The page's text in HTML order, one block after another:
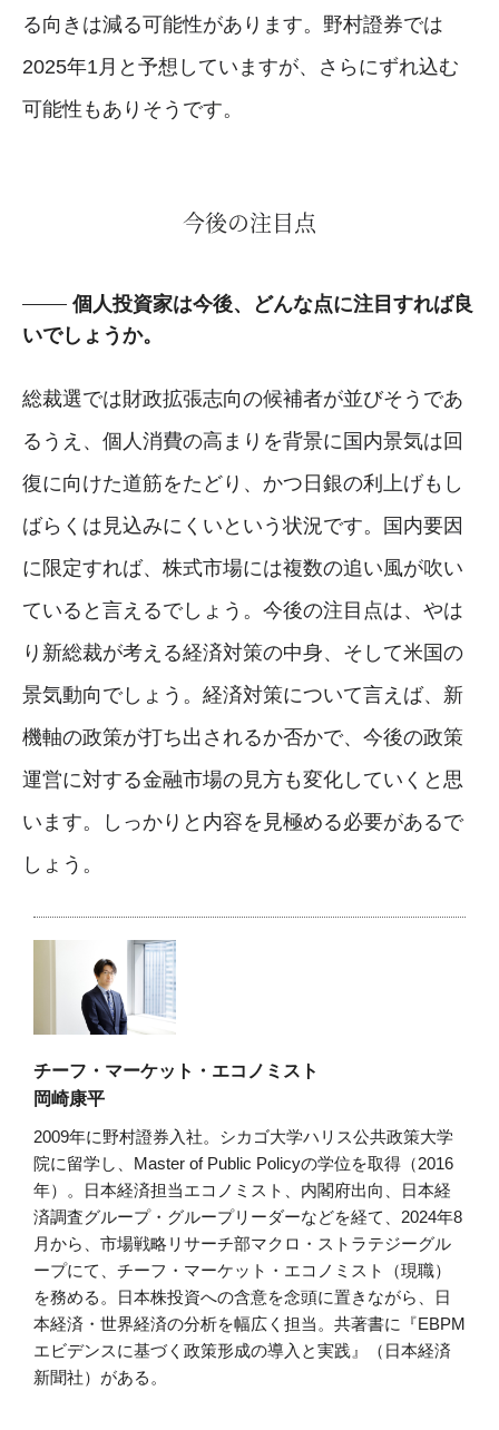
る向きは減る可能性があります。野村證券では
2025年1月と予想していますが、さらにずれ込む
可能性もありそうです。
今後の注目点
個人投資家は今後、どんな点に注目すれば良
いでしょうか。
総裁選では財政拡張志向の候補者が並びそうであ
るうえ、個人消費の高まりを背景に国内景気は回
復に向けた道筋をたどり、かつ日銀の利上げもし
ばらくは見込みにくいという状況です。国内要因
に限定すれば、株式市場には複数の追い風が吹い
ていると言えるでしょう。今後の注目点は、やは
り新総裁が考える経済対策の中身、そして米国の
景気動向でしょう。経済対策について言えば、新
機軸の政策が打ち出されるか否かで、今後の政策
運営に対する金融市場の見方も変化していくと思
います。しっかりと内容を見極める必要があるで
しょう。
チーフ・マーケット・エコノミスト
岡崎康平
2009年に野村證券入社。シカゴ大学ハリス公共政策大学
院に留学し、Master of Public Policyの学位を取得（2016
年）。日本経済担当エコノミスト、内閣府出向、日本経
済調査グループ・グループリーダーなどを経て、2024年8
月から、市場戦略リサーチ部マクロ・ストラテジーグル
ープにて、チーフ・マーケット・エコノミスト（現職）
を務める。日本株投資への含意を念頭に置きながら、日
本経済・世界経済の分析を幅広く担当。共著書に『EBPM
エビデンスに基づく政策形成の導入と実践』（日本経済
新聞社）がある。